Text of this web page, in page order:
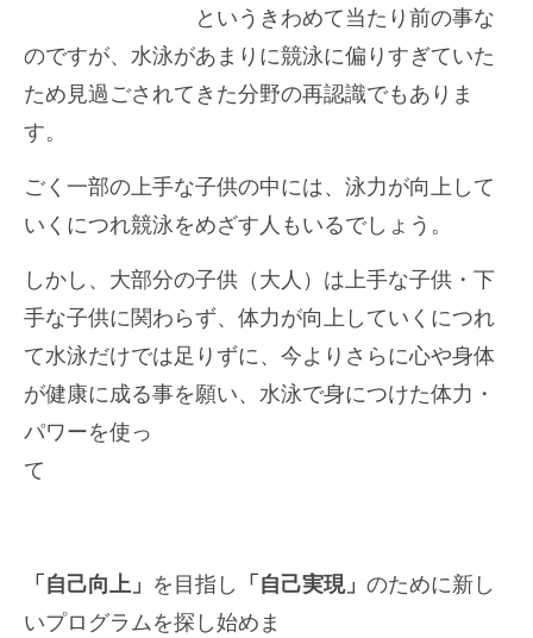
というきわめて当たり前の事な
のですが、水泳があまりに競泳に偏りすぎていた
ため見過ごされてきた分野の再認識でもありま
す。
ごく一部の上手な子供の中には、泳力が向上して
いくにつれ競泳をめざす人もいるでしょう。
しかし、大部分の子供（大人）は上手な子供・下
手な子供に関わらず、体力が向上していくにつれ
て水泳だけでは足りずに、今よりさらに心や身体
が健康に成る事を願い、水泳で身につけた体力・
パワーを使っ
て
「自己向上」 を目指し 「自己実現」 のために新し
いプログラムを探し始めま